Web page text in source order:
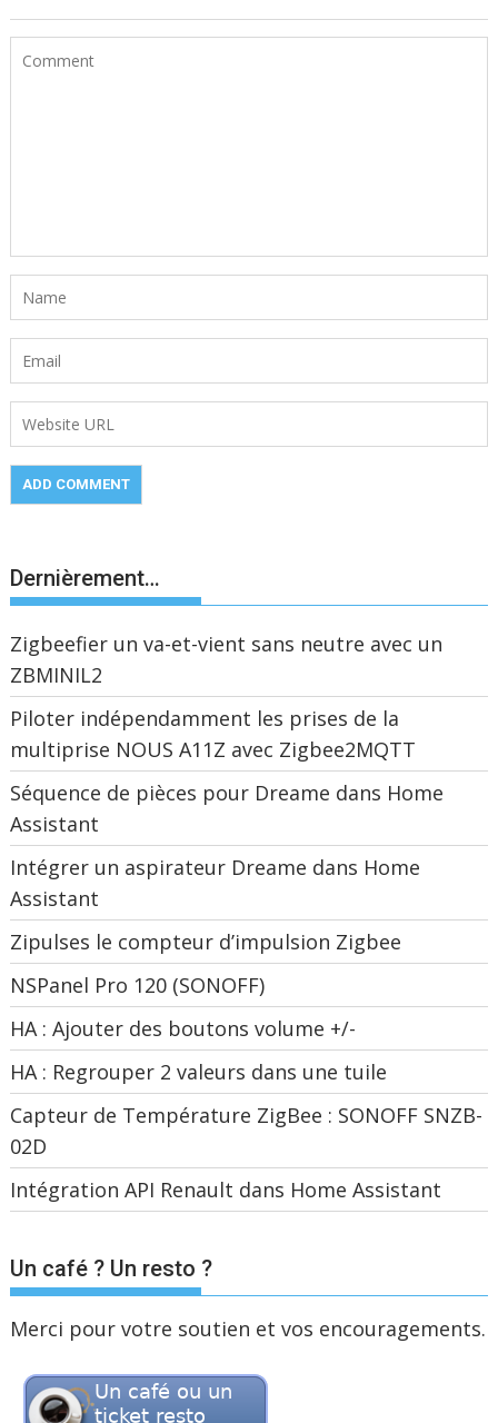
Dernièrement…
Zigbeefier un va-et-vient sans neutre avec un
ZBMINIL2
Piloter indépendamment les prises de la
multiprise NOUS A11Z avec Zigbee2MQTT
Séquence de pièces pour Dreame dans Home
Assistant
Intégrer un aspirateur Dreame dans Home
Assistant
Zipulses le compteur d’impulsion Zigbee
NSPanel Pro 120 (SONOFF)
HA : Ajouter des boutons volume +/-
HA : Regrouper 2 valeurs dans une tuile
Capteur de Température ZigBee : SONOFF SNZB-
02D
Intégration API Renault dans Home Assistant
Un café ? Un resto ?
Merci pour votre soutien et vos encouragements.